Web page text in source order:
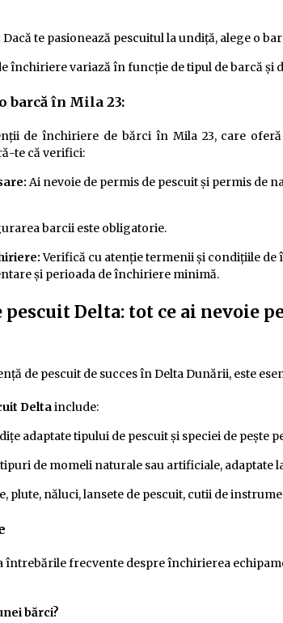
Dacă te pasionează pescuitul la undiță, alege o
închiriere variază în funcție de tipul de barcă și
barcă în Mila 23:
de închiriere de bărci în Mila 23, care
te că verifici:
Ai nevoie de permis de pescuit și permis de
barcii este obligatorie.
Verifică cu atenție termenii și condițiile
și perioada de închiriere minimă.
pescuit Delta: tot ce ai nevoie
de pescuit de succes în Delta Dunării, este
Deltainclude:
adaptate tipului de pescuit și speciei de pește
de momeli naturale sau artificiale, adaptate
plute, năluci, lansete de pescuit, cutii de
întrebările frecvente despre închirierea
bărci?